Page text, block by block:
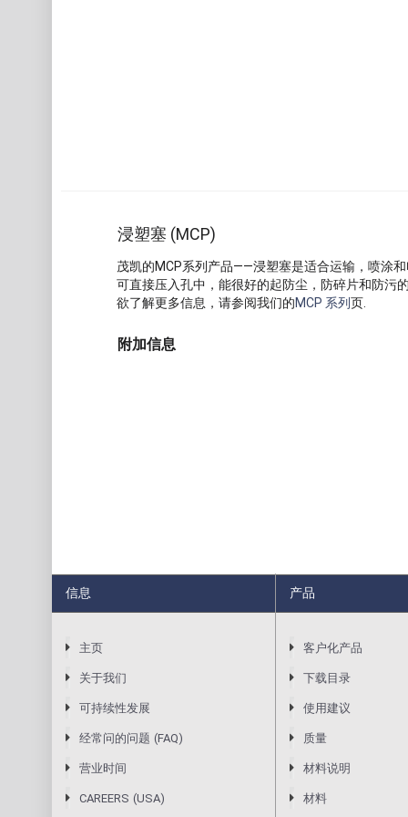
浸塑塞 (MCP)
茂凯的MCP系列产品——浸塑塞是适合运输，喷涂
可直接压入孔中，能很好的起防尘，防碎片和防污
欲了解更多信息，请参阅我们的MCP 系列页.
附加信息
信息
主页
关于我们
可持续性发展
经常问的问题 (FAQ)
营业时间
CAREERS (USA)
产品
客户化产品
下载目录
使用建议
质量
材料说明
材料